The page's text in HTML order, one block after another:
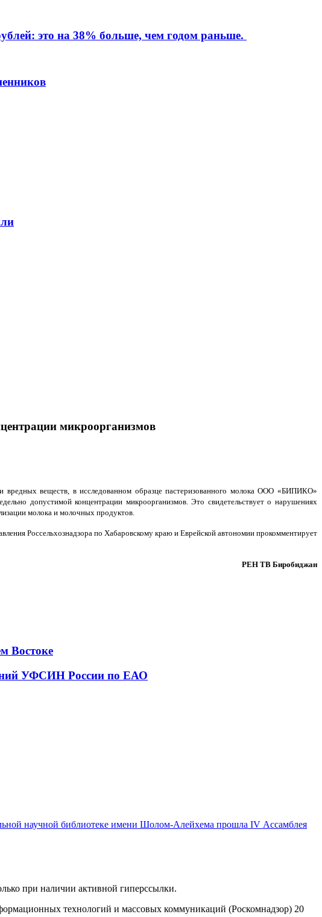
это на 38% больше, чем годом раньше.
микроорганизмов
вредных веществ, в исследованном образце пастеризованного молока ООО «БИПИКО»
допустимой концентрации микроорганизмов. Это свидетельствует о нарушениях
молока и молочных продуктов.
Россельхознадзора по Хабаровскому краю и Еврейской автономии прокомментирует
РЕН ТВ Биробиджан
Востоке
УФСИН России по ЕАО
научной библиотеке имени Шолом-Алейхема прошла IV Ассамблея
при наличии активной гиперссылки.
технологий и массовых коммуникаций (Роскомнадзор) 20